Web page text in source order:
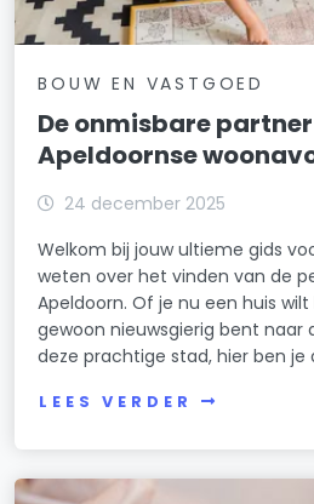
BOUW EN VASTGOED
De onmisbare
Apeldoornse
24 december 2025
Welkom bij jouw ultieme gids
weten over het vinden van de
Apeldoorn. Of je nu een huis
gewoon nieuwsgierig bent naar
deze prachtige stad, hier ben je
LEES VERDER